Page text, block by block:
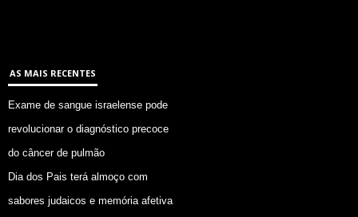
AS MAIS RECENTES
Exame de sangue israelense pode
revolucionar o diagnóstico precoce
do câncer de pulmão
Dia dos Pais terá almoço com
sabores judaicos e memória afetiva